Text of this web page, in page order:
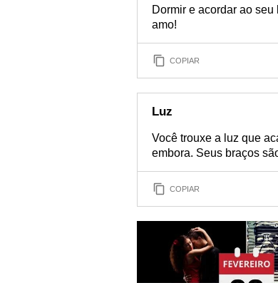
Dormir e acordar ao
amo!
COPIAR
Luz
Você trouxe a luz que
embora. Seus braços
COPIAR